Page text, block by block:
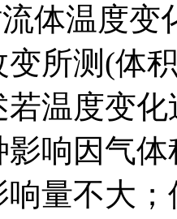
体温度变
所测 (体
温度变
响因气
量不大；